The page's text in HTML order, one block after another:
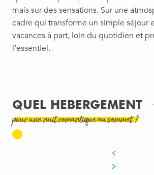
mais sur des sensations. Sur une
cadre qui transforme un simple séjour
vacances à part, loin du quotidien et
l’essentiel.
QUEL HÉBERGEMENT
pour une nuit romantique au sommet ?